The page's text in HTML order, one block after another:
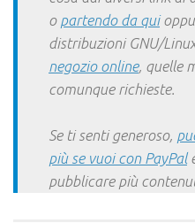
o partendo da qui
distribuzioni GNU/
negozio online, quelle
comunque richieste.
Se ti senti generoso,
più se vuoi con PayPal
pubblicare più